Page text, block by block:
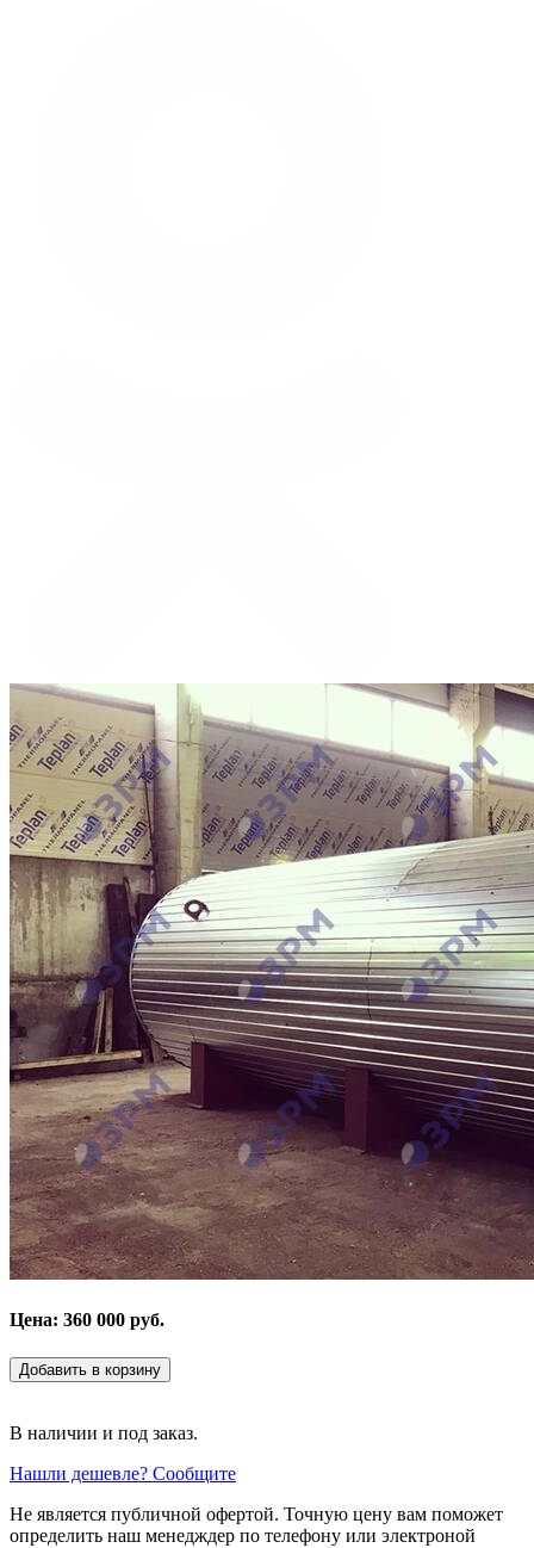
Цена: 360 000 руб.
Добавить в корзину
В наличии и под заказ.
Нашли дешевле? Сообщите
Не является публичной офертой. Точную цену вам поможет
определить наш менедждер по телефону или электроной